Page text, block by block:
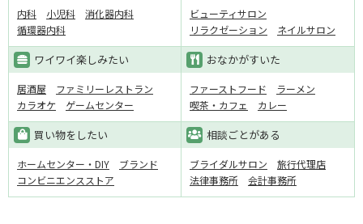
内科 小児科
消化器内科
循環器内科
ビューティサロン
リラクゼーション
ネイルサロン
ワイワイ楽しみたい
居酒屋
ファミリーレストラン
カラオケ
ゲームセンター
おなかがすいた
ファーストフード
ラーメン
喫茶・カフェ
カレー
買い物をしたい
ホームセンター・DIY
ブランド
コンビニエンスストア
相談ごとがある
ブライダルサロン
旅行代理店
法律事務所
会計事務所